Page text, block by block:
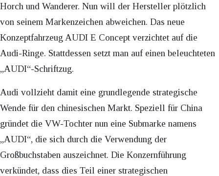
Horch und Wanderer. Nun will der Hersteller plötzlich
von seinem Markenzeichen abweichen. Das neue
Konzeptfahrzeug AUDI E Concept verzichtet auf die
Audi-Ringe. Stattdessen setzt man auf einen beleuchteten
„AUDI“-Schriftzug.
Audi vollzieht damit eine grundlegende strategische
Wende für den chinesischen Markt. Speziell für China
gründet die VW-Tochter nun eine Submarke namens
„AUDI“, die sich durch die Verwendung der
Großbuchstaben auszeichnet. Die Konzernführung
verkündet, dass dies Teil einer strategischen